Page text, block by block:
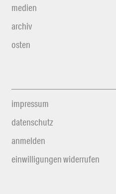
medien
archiv
osten
impressum
datenschutz
anmelden
einwilligungen widerrufen